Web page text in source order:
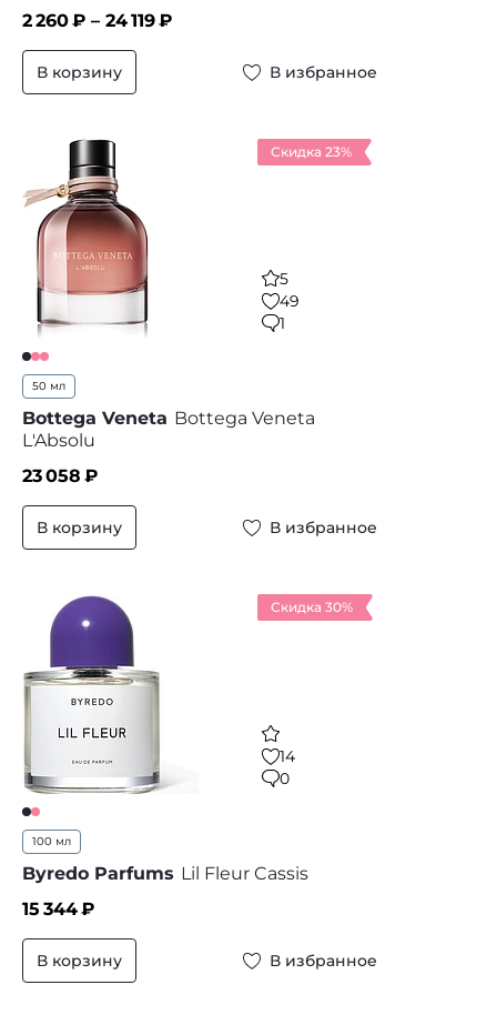
2 260₽ – 24 119₽
В корзину В избранное
Скидка 23%
5
49
1
50 мл
Bottega Veneta Bottega Veneta
L'Absolu
23 058 ₽
В корзину В избранное
Скидка 30%
14
0
100 мл
Byredo Parfums Lil Fleur Cassis
15 344₽
В корзину В избранное